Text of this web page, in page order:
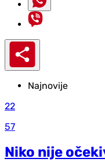
Najnovije
22
57
Niko nije